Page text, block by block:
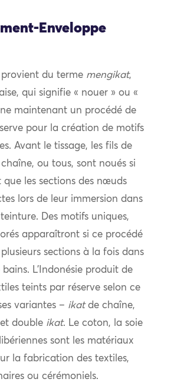
Enveloppe
du terme mengikat,
qui signifie « nouer » ou «
maintenant un procédé de
pour la création de motifs
Avant le tissage, les fils de
ou tous, sont noués si
que les sections des nœuds
lors de leur immersion dans
Des motifs uniques,
apparaîtront si ce procédé
sections à la fois dans
bains. L’Indonésie produit de
teints par réserve selon ce
variantes – ikatde chaîne,
double ikat. Le coton, la soie
sont les matériaux
la fabrication des textiles,
ou cérémoniels.